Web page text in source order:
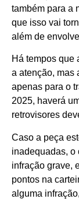
também para a
que isso vai
além de
Há tempos que
a atenção, mas
apenas para o
2025, haverá
retrovisores
Caso a peça
inadequadas, o
infração grave,
pontos na
alguma